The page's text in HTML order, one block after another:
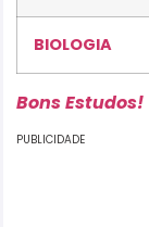
BIOLOGIA
Bons Estudos!
PUBLICIDADE